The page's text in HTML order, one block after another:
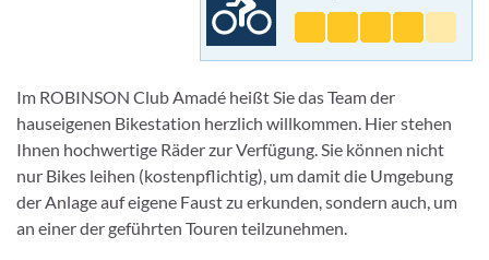
Im ROBINSON Club Amadé heißt Sie das Team der
hauseigenen Bikestation herzlich willkommen. Hier stehen
Ihnen hochwertige Räder zur Verfügung. Sie können nicht
nur Bikes leihen (kostenpflichtig), um damit die Umgebung
der Anlage auf eigene Faust zu erkunden, sondern auch, um
an einer der geführten Touren teilzunehmen.